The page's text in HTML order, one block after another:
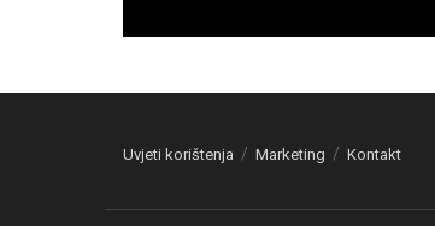
Uvjeti korištenja Marketing Kontakt